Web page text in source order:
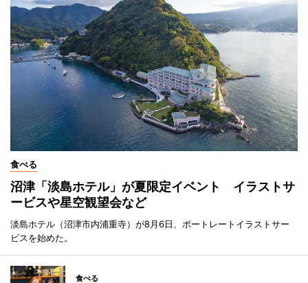
食べる
沼津「淡島ホテル」が夏限定イベント イラストサ
ービスや星空観望会など
淡島ホテル（沼津市内浦重寺）が8月6日、ポートレートイラストサー
ビスを始めた。
食べる